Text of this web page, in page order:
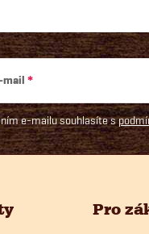
mail
e-mailu souhlasíte s
Pro